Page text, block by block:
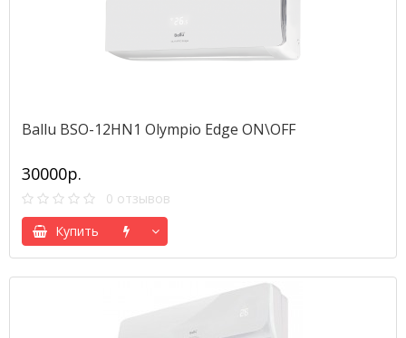
Ballu BSO-12HN1 Olympio Edge ON\OFF
30000р.
0 отзывов
Купить